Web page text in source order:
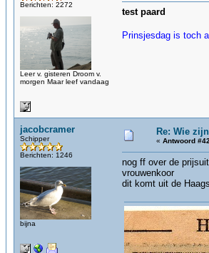
Berichten: 2272
Leer v. gisteren Droom v.
morgen Maar leef vandaag
test paard
Prinsjesdag is toch
jacobcramer
Schipper
Berichten: 1246
bijna
Re: Wie
« Antwoord
nog ff over de
vrouwenkoor
dit komt uit de